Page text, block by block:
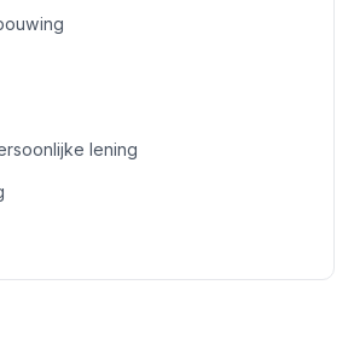
lening